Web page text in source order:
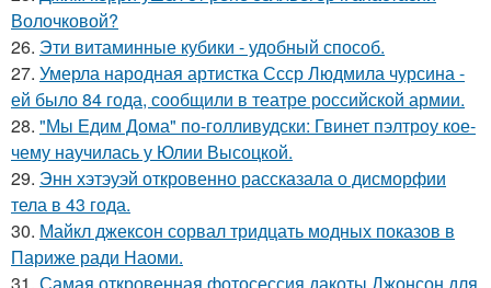
Волочковой?
26. Эти витаминные кубики - удобный способ.
27. Умерла народная артистка Ссср Людмила чурсина -
ей было 84 года, сообщили в театре российской армии.
28. "Мы Едим Дома" по-голливудски: Гвинет пэлтроу кое-
чему научилась у Юлии Высоцкой.
29. Энн хэтэуэй откровенно рассказала о дисморфии
тела в 43 года.
30. Майкл джексон сорвал тридцать модных показов в
Париже ради Наоми.
31. Самая откровенная фотосессия дакоты Джонсон для